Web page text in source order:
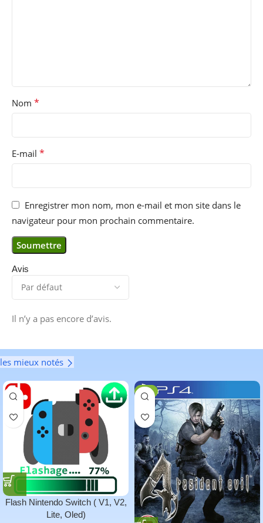
Avis
Il n’y a pas encore d’avis.
Nom *
E-mail *
Enregistrer mon nom, mon e-mail et mon site dans le
navigateur pour mon prochain commentaire.
les mieux notés
Flash Nintendo Switch ( V1, V2,
Lite, Oled)
-6%